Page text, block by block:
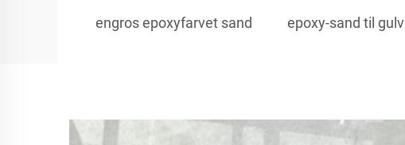
engros epoxyfarvet sand epoxy-sand til gulv